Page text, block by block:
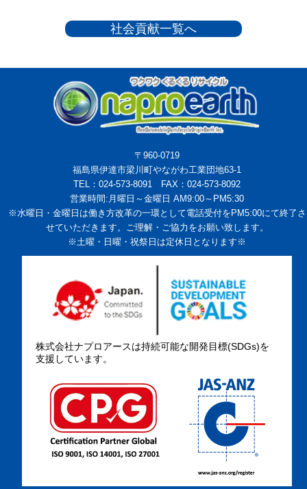
社会貢献一覧へ
〒960-0719
福島県伊達市梁川町やながわ工業団地63-1
TEL：024-573-8091 FAX：024-573-8092
営業時間:月曜日～金曜日 AM9:00～PM5:30
※水曜日・金曜日は働き方改革の一環として電話受付をPM5:00にて終了さ
せていただきます。ご理解・ご協力をお願い致します。
※土曜・日曜・祝祭日は定休日となります※
株式会社ナプロアースは持続可能な開発目標(SDGs)を
支援しています。